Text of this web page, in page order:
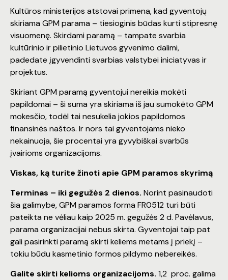
Kultūros ministerijos atstovai primena, kad gyventojų
skiriama GPM parama – tiesioginis būdas kurti stipresnę
visuomenę. Skirdami paramą – tampate svarbia
kultūrinio ir pilietinio Lietuvos gyvenimo dalimi,
padedate įgyvendinti svarbias valstybei iniciatyvas ir
projektus.
Skiriant GPM paramą gyventojui nereikia mokėti
papildomai – ši suma yra skiriama iš jau sumokėto GPM
mokesčio, todėl tai nesukelia jokios papildomos
finansinės naštos. Ir nors tai gyventojams nieko
nekainuoja, šie procentai yra gyvybiškai svarbūs
įvairioms organizacijoms.
Viskas, ką turite žinoti apie GPM paramos skyrimą
Terminas – iki gegužės 2 dienos. Norint pasinaudoti
šia galimybe, GPM paramos forma FR0512 turi būti
pateikta ne vėliau kaip 2025 m. gegužės 2 d. Pavėlavus,
parama organizacijai nebus skirta. Gyventojai taip pat
gali pasirinkti paramą skirti keliems metams į priekį –
tokiu būdu kasmetinio formos pildymo nebereikės.
Galite skirti kelioms organizacijoms. 1,2 proc. galima